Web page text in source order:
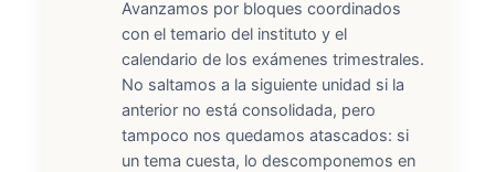
Avanzamos por bloques coordinados
con el temario del instituto y el
calendario de los exámenes trimestrales.
No saltamos a la siguiente unidad si la
anterior no está consolidada, pero
tampoco nos quedamos atascados: si
un tema cuesta, lo descomponemos en